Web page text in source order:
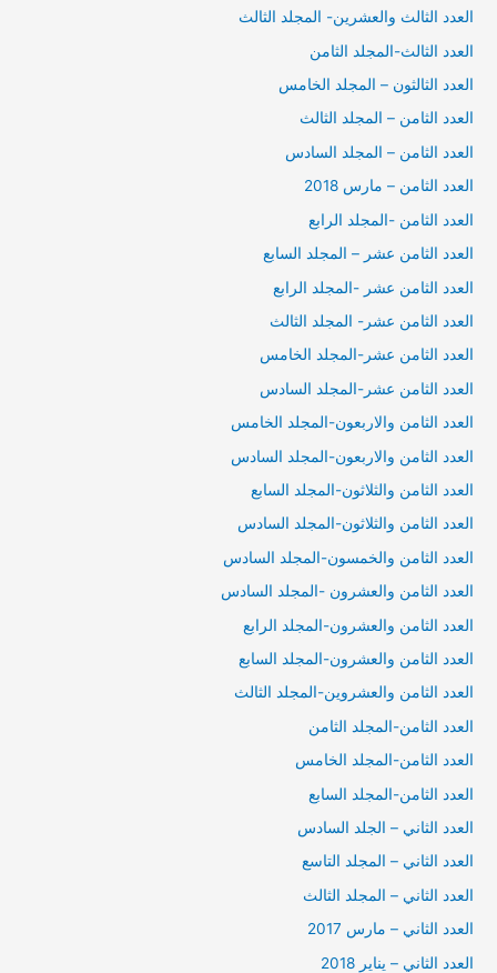
العدد الثالث والعشرين- المجلد الثالث
العدد الثالث-المجلد الثامن
العدد الثالثون – المجلد الخامس
العدد الثامن – المجلد الثالث
العدد الثامن – المجلد السادس
العدد الثامن – مارس 2018
العدد الثامن -المجلد الرابع
العدد الثامن عشر – المجلد السابع
العدد الثامن عشر -المجلد الرابع
العدد الثامن عشر- المجلد الثالث
العدد الثامن عشر-المجلد الخامس
العدد الثامن عشر-المجلد السادس
العدد الثامن والاربعون-المجلد الخامس
العدد الثامن والاربعون-المجلد السادس
العدد الثامن والثلاثون-المجلد السابع
العدد الثامن والثلاثون-المجلد السادس
العدد الثامن والخمسون-المجلد السادس
العدد الثامن والعشرون -المجلد السادس
العدد الثامن والعشرون-المجلد الرابع
العدد الثامن والعشرون-المجلد السابع
العدد الثامن والعشروين-المجلد الثالث
العدد الثامن-المجلد الثامن
العدد الثامن-المجلد الخامس
العدد الثامن-المجلد السابع
العدد الثاني – الجلد السادس
العدد الثاني – المجلد التاسع
العدد الثاني – المجلد الثالث
العدد الثاني – مارس 2017
العدد الثاني – يناير 2018